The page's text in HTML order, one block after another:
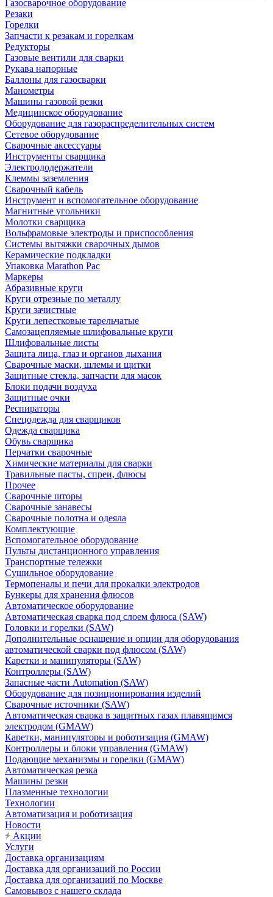
Газосварочное оборудование
Резаки
Горелки
Запчасти к резакам и горелкам
Редукторы
Газовые вентили для сварки
Рукава напорные
Баллоны для газосварки
Манометры
Машины газовой резки
Медицинское оборудование
Оборудование для газораспределительных систем
Сетевое оборудование
Сварочные аксессуары
Инструменты сварщика
Электрододержатели
Клеммы заземления
Сварочный кабель
Инструмент и вспомогательное оборудование
Магнитные угольники
Молотки сварщика
Вольфрамовые электроды и приспособления
Системы вытяжки сварочных дымов
Керамические подкладки
Упаковка Marathon Pac
Маркеры
Абразивные круги
Круги отрезные по металлу
Круги зачистные
Круги лепестковые тарельчатые
Самозацепляемые шлифовальные круги
Шлифовальные листы
Защита лица, глаз и органов дыхания
Сварочные маски, шлемы и щитки
Защитные стекла, запчасти для масок
Блоки подачи воздуха
Защитные очки
Респираторы
Спецодежда для сварщиков
Одежда сварщика
Обувь сварщика
Перчатки сварочные
Химические материалы для сварки
Травильные пасты, спреи, флюсы
Прочее
Сварочные шторы
Сварочные занавесы
Сварочные полотна и одеяла
Комплектующие
Вспомогательное оборудование
Пульты дистанционного управления
Транспортные тележки
Сушильное оборудование
Термопеналы и печи для прокалки электродов
Бункеры для хранения флюсов
Автоматическое оборудование
Автоматическая сварка под слоем флюса (SAW)
Головки и горелки (SAW)
Дополнительные оснащение и опции для оборудования
автоматической сварки под флюсом (SAW)
Каретки и манипуляторы (SAW)
Контроллеры (SAW)
Запасные части Automation (SAW)
Оборудование для позиционирования изделий
Сварочные источники (SAW)
Автоматическая сварка в защитных газах плавящимся
электродом (GMAW)
Каретки, манипуляторы и роботизация (GMAW)
Контроллеры и блоки управления (GMAW)
Подающие механизмы и горелки (GMAW)
Автоматическая резка
Машины резки
Плазменные технологии
Технологии
Автоматизация и роботизация
Новости
Акции
Услуги
Доставка организациям
Доставка для организаций по России
Доставка для организаций по Москве
Самовывоз с нашего склада